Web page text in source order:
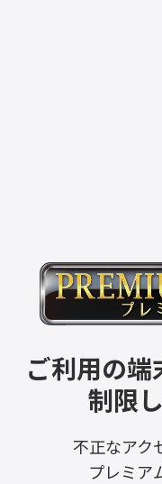
ご利用の端
制限
不正なアク
プレミア